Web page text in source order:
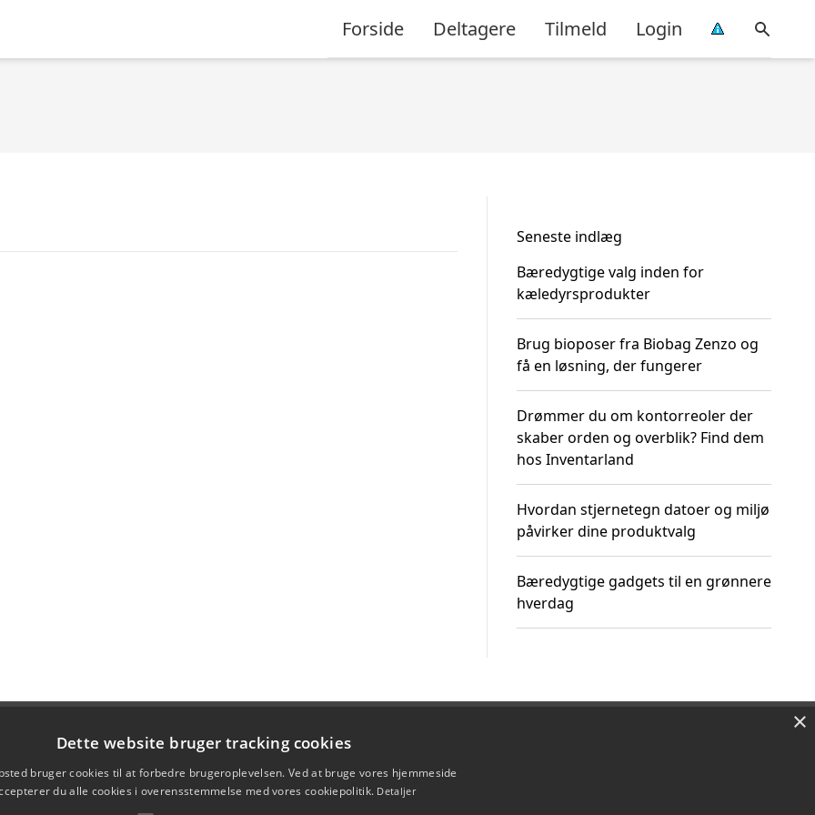
Forside Deltagere Tilmeld Login
Seneste indlæg
Bæredygtige valg inden for
kæledyrsprodukter
Brug bioposer fra Biobag Zenzo og
få en løsning, der fungerer
Drømmer du om kontorreoler der
skaber orden og overblik? Find dem
hos Inventarland
Hvordan stjernetegn datoer og miljø
påvirker dine produktvalg
Bæredygtige gadgets til en grønnere
hverdag
×
Dette website bruger tracking cookies
bruger cookies til at forbedre brugeroplevelsen. Ved at bruge vores hjemmeside
du alle cookies i overensstemmelse med vores cookiepolitik. Detaljer